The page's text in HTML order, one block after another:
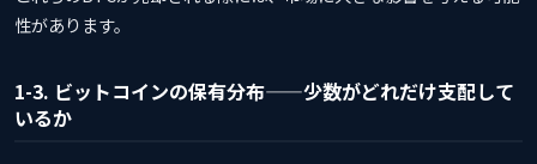
性があります。
1-3. ビットコインの保有分布——少数がどれだけ支配して
いるか